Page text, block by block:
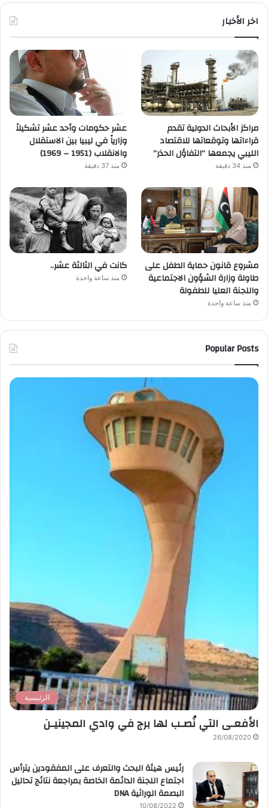
اخر الأخبار
مراكز الأبحاث الدولية تقدم
قراءاتها وتوقعاتها للاقتصاد
الليبي يجمعها “التفاؤل الحذر”
منذ 34 دقيقة
عشر حكومات وأحد عشر تشكيلاً
وزارياً في ليبيا بين الاستقلال
والانقلاب (1951 – 1969)
منذ 37 دقيقة
مشروع قانون حماية الطفل على
طاولة وزارة الشؤون الاجتماعية
واللجنة العليا للطفولة
منذ ساعة واحدة
كانت في الثالثة عشر..
منذ ساعة واحدة
Popular Posts
الرئيسية
الأفعـى التي نُصـب لها برج في وادي المجينيـن
26/08/2020
رئيس هيئة البحث والتعرف على المفقودين يترأس
اجتماع اللجنة الدائمة الخاصة بمراجعة نتائج تحاليل
البصمة الوراثية DNA
10/08/2022